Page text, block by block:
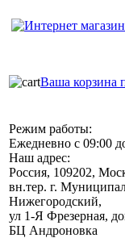
Ваша корзина
Режим работы:
Ежедневно с 09:00
Наш адрес:
Россия, 109202,
вн.тер. г.
Нижегородский,
ул 1-Я Фрезерная,
БЦ Андроновка